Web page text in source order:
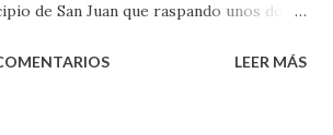
de San Juan que raspando unos de
$25,000,00 dólares. Este es el anuncio
LEER MÁS